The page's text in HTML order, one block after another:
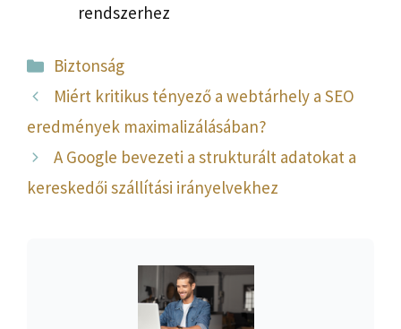
rendszerhez
Kategória
Biztonság
Miért kritikus tényező a webtárhely a SEO
eredmények maximalizálásában?
A Google bevezeti a strukturált adatokat a
kereskedői szállítási irányelvekhez